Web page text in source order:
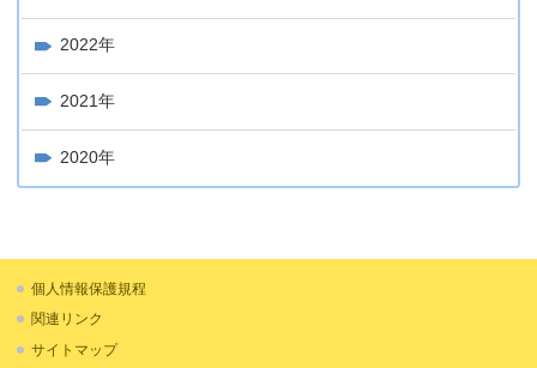
2022年
2021年
2020年
個人情報保護規程
関連リンク
サイトマップ